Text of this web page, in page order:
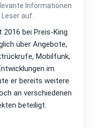
Informationen
auf.
bei Preis-King
über Angebote,
Mobilfunk,
im
er bereits weitere
an verschiedenen
beteiligt.